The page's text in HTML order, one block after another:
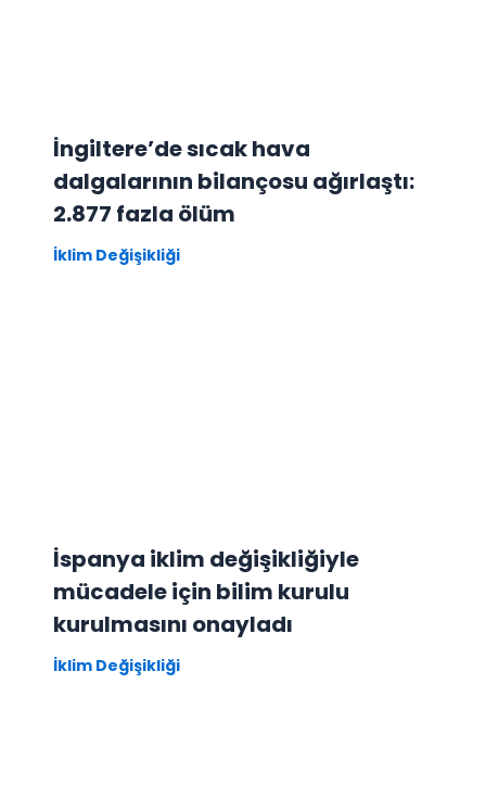
İngiltere’de sıcak hava
dalgalarının bilançosu ağırlaştı:
2.877 fazla ölüm
İklim Değişikliği
İspanya iklim değişikliğiyle
mücadele için bilim kurulu
kurulmasını onayladı
İklim Değişikliği